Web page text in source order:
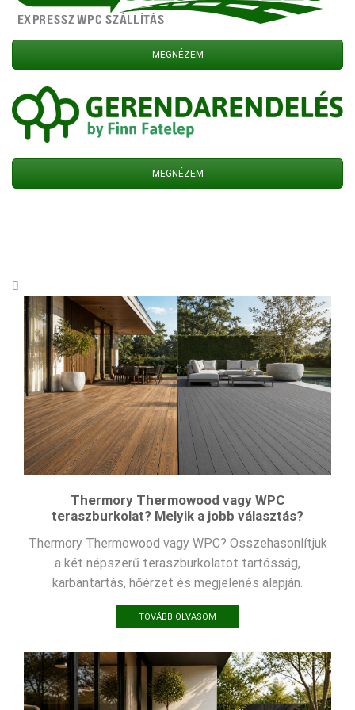
MEGNÉZEM
MEGNÉZEM
Thermory Thermowood vagy WPC
teraszburkolat? Melyik a jobb választás?
Thermory Thermowood vagy WPC? Összehasonlítjuk
a két népszerű teraszburkolatot tartósság,
karbantartás, hőérzet és megjelenés alapján.
TOVÁBB OLVASOM